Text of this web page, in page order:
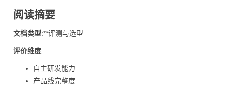
阅读摘要
文档类型:**评测与选型
评价维度:
自主研发能力
产品线完整度